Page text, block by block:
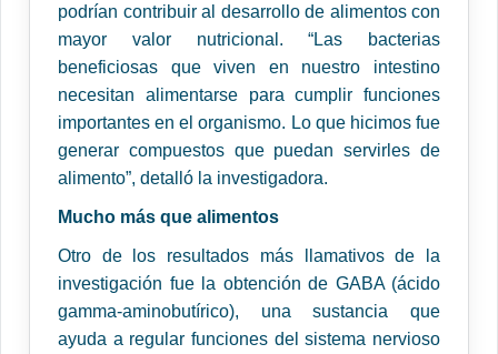
podrían contribuir al desarrollo de alimentos con
mayor valor nutricional. “Las bacterias
beneficiosas que viven en nuestro intestino
necesitan alimentarse para cumplir funciones
importantes en el organismo. Lo que hicimos fue
generar compuestos que puedan servirles de
alimento”, detalló la investigadora.
Mucho más que alimentos
Otro de los resultados más llamativos de la
investigación fue la obtención de GABA (ácido
gamma-aminobutírico), una sustancia que
ayuda a regular funciones del sistema nervioso